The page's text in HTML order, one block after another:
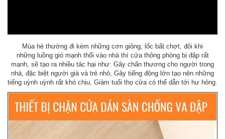
Mùa hè thường đi kèm những cơn giông, lốc bất chợt, đôi khi
những luồng gió mạnh thổi vào nhà thì cửa thông phòng bị đập rất
mạnh, sẽ tạo ra nhiều tác hại như: Gây chấn thương cho người trong
nhà, đặc biệt người già và trẻ nhỏ, Gây tiếng động lớn tạo nên những
tiếng uỳnh uỳnh rất khó chịu, Giảm tuổi thọ cửa có thể dẫn tới hư hỏng.